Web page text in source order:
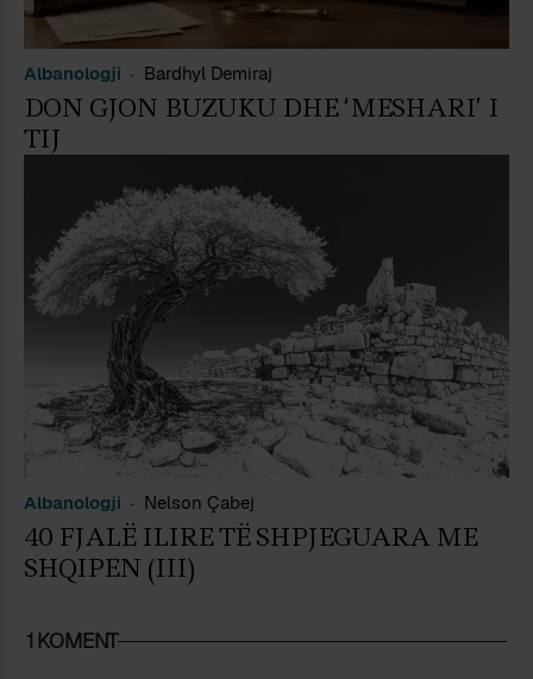
Albanologji Bardhyl Demiraj
DON GJON BUZUKU DHE ‘MESHARI’ I
TIJ
Albanologji Nelson Çabej
40 FJALË ILIRE TË SHPJEGUARA ME
SHQIPEN (III)
1 KOMENT